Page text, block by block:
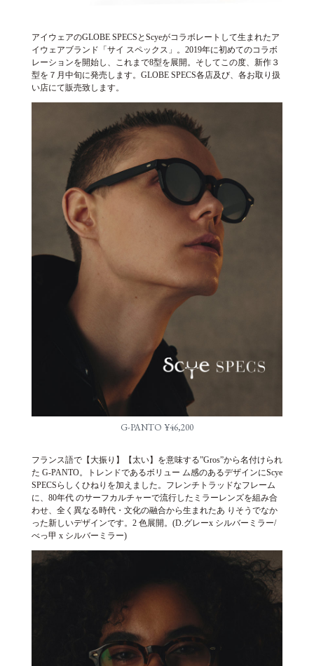
アイウェアのGLOBE SPECSとScyeがコラボレートして生まれたア
イウェアブランド「サイ スペックス」。2019年に初めてのコラボ
レーションを開始し、これまで8型を展開。そしてこの度、新作３
型を７月中旬に発売します。GLOBE SPECS各店及び、各お取り扱
い店にて販売致します。
G-PANTO ¥46,200
フランス語で【大振り】【太い】を意味する”Gros”から名付けられ
た G-PANTO。トレンドであるボリュー ム感のあるデザインにScye
SPECSらしくひねりを加えました。フレンチトラッドなフレーム
に、80年代 のサーフカルチャーで流行したミラーレンズを組み合
わせ、全く異なる時代・文化の融合から生まれたあ りそうでなか
った新しいデザインです。2 色展開。(D.グレーx シルバーミラー/
べっ甲 x シルバーミラー)